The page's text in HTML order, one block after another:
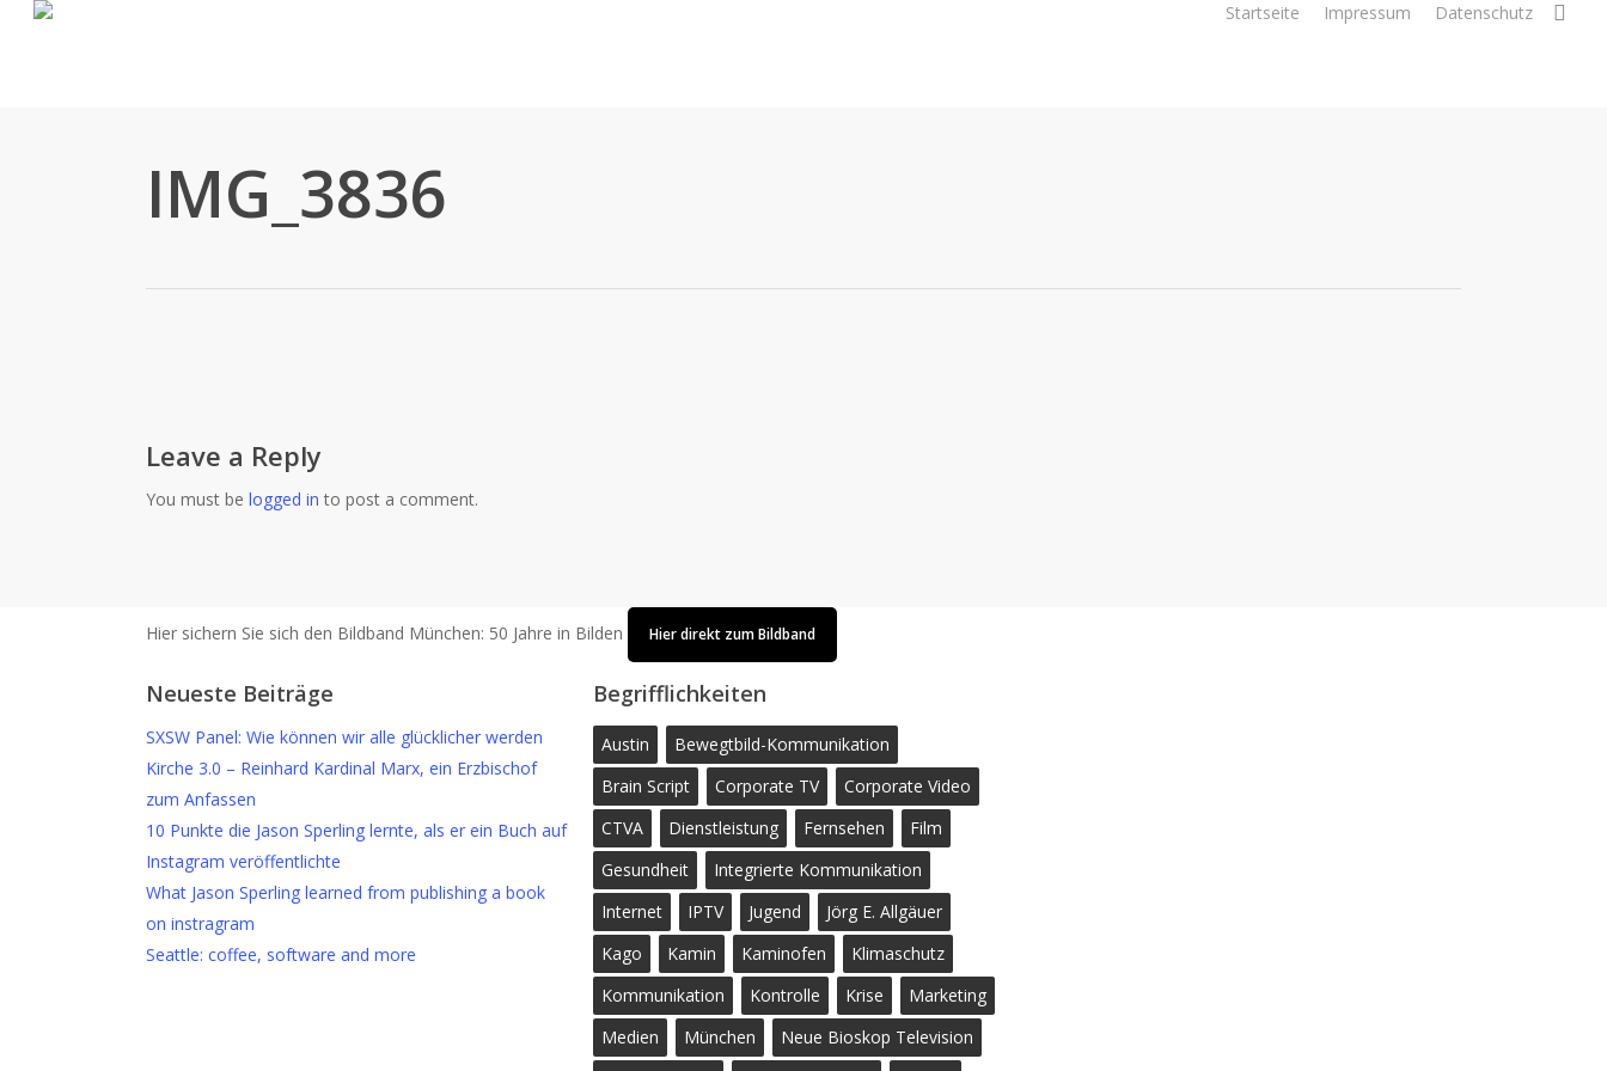
Startseite Impressum Datenschutz
IMG_3836
Leave a Reply
You must be logged in to post a comment.
Hier sichern Sie sich den Bildband München: 50 Jahre in Bilden Hier direkt zum Bildband
Neueste Beiträge
SXSW Panel: Wie können wir alle glücklicher werden
Kirche 3.0 – Reinhard Kardinal Marx, ein Erzbischof
zum Anfassen
10 Punkte die Jason Sperling lernte, als er ein Buch auf
Instagram veröffentlichte
What Jason Sperling learned from publishing a book
on instragram
Seattle: coffee, software and more
Begrifflichkeiten
Austin
Bewegtbild-Kommunikation
Brain Script
Corporate TV
Corporate Video
CTVA
Dienstleistung Fernsehen
Film
Gesundheit
Integrierte Kommunikation
Internet
IPTV Jugend
Jörg E. Allgäuer
Kago
Kamin Kaminofen
Klimaschutz
Kommunikation
Kontrolle Krise
Marketing
Medien
München
Neue Bioskop Television